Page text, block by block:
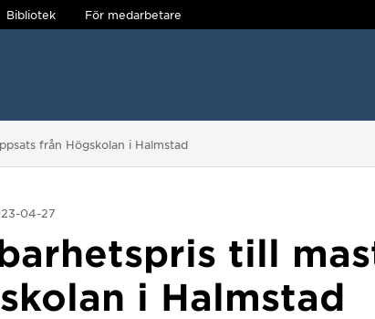
Bibliotek För medarbetare
från Högskolan i Halmstad
04-27
till
i Halmstad